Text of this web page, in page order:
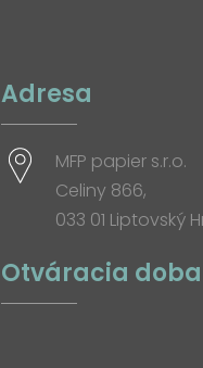
Adresa
MFP papier s.r.o.
Celiny 866,
033 01 Liptovský
Otváracia doba